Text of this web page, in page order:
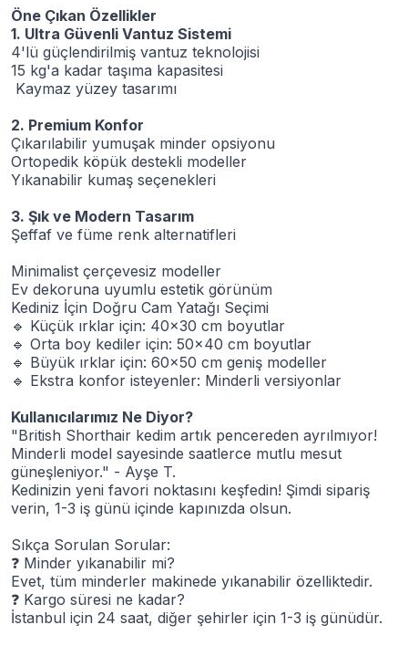
Öne Çıkan Özellikler
1. Ultra Güvenli Vantuz Sistemi
4'lü güçlendirilmiş vantuz teknolojisi
15 kg'a kadar taşıma kapasitesi
Kaymaz yüzey tasarımı
2. Premium Konfor
Çıkarılabilir yumuşak minder opsiyonu
Ortopedik köpük destekli modeller
Yıkanabilir kumaş seçenekleri
3. Şık ve Modern Tasarım
Şeffaf ve füme renk alternatifleri
Minimalist çerçevesiz modeller
Ev dekoruna uyumlu estetik görünüm
Kediniz İçin Doğru Cam Yatağı Seçimi
🔹 Küçük ırklar için: 40x30 cm boyutlar
🔹 Orta boy kediler için: 50x40 cm boyutlar
🔹 Büyük ırklar için: 60x50 cm geniş modeller
🔹 Ekstra konfor isteyenler: Minderli versiyonlar
Kullanıcılarımız Ne Diyor?
"British Shorthair kedim artık pencereden ayrılmıyor!
Minderli model sayesinde saatlerce mutlu mesut
güneşleniyor." - Ayşe T.
Kedinizin yeni favori noktasını keşfedin! Şimdi sipariş
verin, 1-3 iş günü içinde kapınızda olsun.
Sıkça Sorulan Sorular:
❓ Minder yıkanabilir mi?
Evet, tüm minderler makinede yıkanabilir özelliktedir.
❓ Kargo süresi ne kadar?
İstanbul için 24 saat, diğer şehirler için 1-3 iş günüdür.